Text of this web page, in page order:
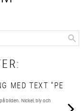
MED TEXT "PE
bilden. Nickel, bly och